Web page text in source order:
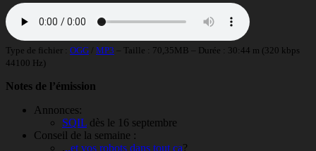
Type de fichier : OGG MP3 – Taille : 70,35MB – Durée : 30:44 m (320 kbps
44100 Hz)
Notes de l’émission
Annonces:
SQIL dès le 16 septembre
Conseil de la semaine :
...et vos robots dans tout ça?